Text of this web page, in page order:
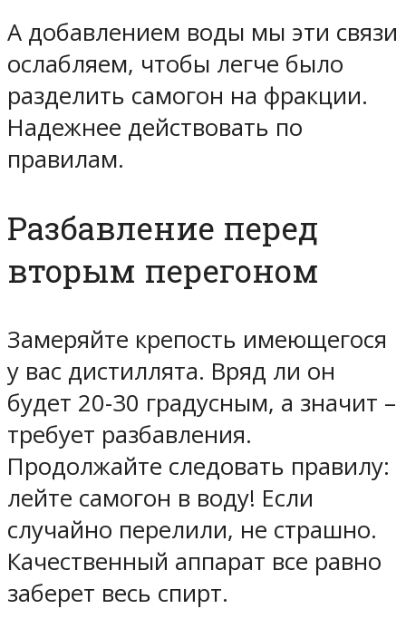
А добавлением воды мы эти связи
ослабляем, чтобы легче было
разделить самогон на фракции.
Надежнее действовать по
правилам.
Разбавление перед
вторым перегоном
Замеряйте крепость имеющегося
у вас дистиллята. Вряд ли он
будет 20-30 градусным, а значит –
требует разбавления.
Продолжайте следовать правилу:
лейте самогон в воду! Если
случайно перелили, не страшно.
Качественный аппарат все равно
заберет весь спирт.